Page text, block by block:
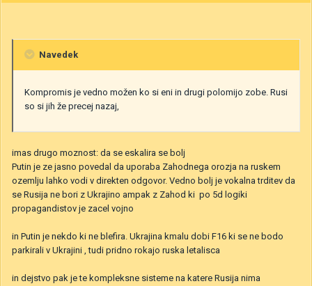
Navedek
Kompromis je vedno možen ko si eni in drugi polomijo zobe. Rusi
so si jih že precej nazaj,
imas drugo moznost: da se eskalira se bolj
Putin je ze jasno povedal da uporaba Zahodnega orozja na ruskem
ozemlju lahko vodi v direkten odgovor. Vedno bolj je vokalna trditev da
se Rusija ne bori z Ukrajino ampak z Zahod ki po 5d logiki
propagandistov je zacel vojno
in Putin je nekdo ki ne blefira. Ukrajina kmalu dobi F16 ki se ne bodo
parkirali v Ukrajini , tudi pridno rokajo ruska letalisca
in dejstvo pak je te kompleksne sisteme na katere Rusija nima